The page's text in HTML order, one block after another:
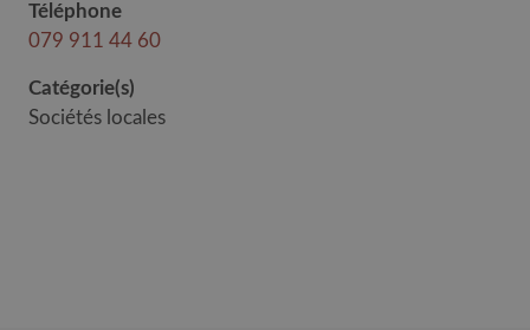
Téléphone
079 911 44 60
Catégorie(s)
Sociétés locales